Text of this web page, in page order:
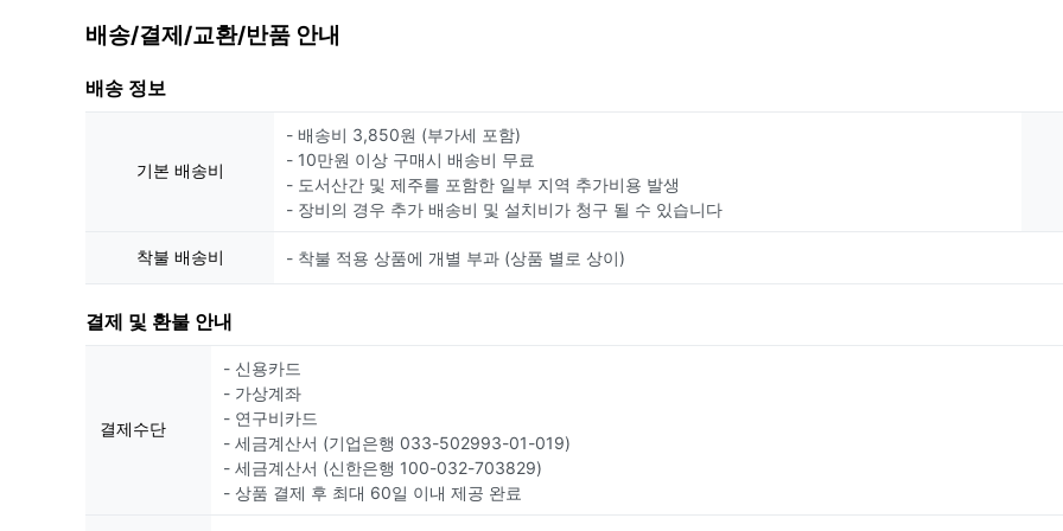
배송/결제/교환/반품 안내
배송 정보
기본 배송비
- 배송비 3,850원 (부가세 포함)
- 10만원 이상 구매시 배송비 무료
- 도서산간 및 제주를 포함한 일부 지역 추가비용 발생
- 장비의 경우 추가 배송비 및 설치비가 청구 될 수 있습니다
착불 배송비 - 착불 적용 상품에 개별 부과 (상품 별로 상이)
결제 및 환불 안내
결제수단
- 신용카드
- 가상계좌
- 연구비카드
- 세금계산서 (기업은행 033-502993-01-019)
- 세금계산서 (신한은행 100-032-703829)
- 상품 결제 후 최대 60일 이내 제공 완료